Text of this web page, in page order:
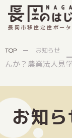
長岡市移住定住ポー
TOP お知らせ
んか？農業法人見
お知ら